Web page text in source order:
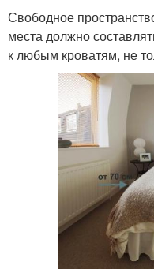
Свободное
места должно
к любым кроватям, не